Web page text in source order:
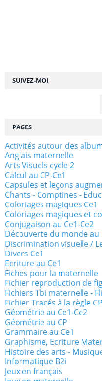
SUIVEZ-MOI
PAGES
Activités autour des
Anglais maternelle
Arts Visuels cycle 2
Calcul au CP-Ce1
Capsules et leçons
Chants - Comptines -
Coloriages magiques Ce1
Coloriages magiques et
Conjugaison au Ce1-Ce2
Découverte du monde au
Discrimination visuelle /
Divers Ce1
Ecriture au Ce1
Fiches pour la maternelle
Fichier reproduction de
Fichiers Tbi maternelle -
Fichier Tracés à la règle
Géométrie au Ce1-Ce2
Géométrie au CP
Grammaire au Ce1
Graphisme, Ecriture
Histoire des arts -
Informatique B2i
Jeux en français